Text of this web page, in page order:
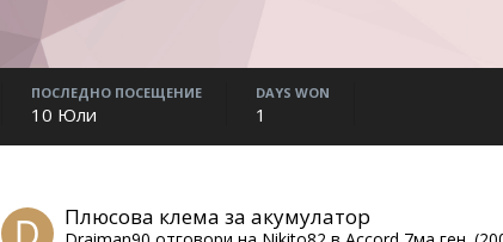
ПОСЛЕДНО ПОСЕЩЕНИЕ
10 Юли
DAYS WON
1
Плюсова клема за акумулатор